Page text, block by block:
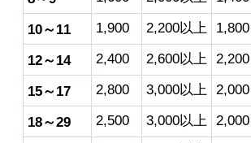
10～11 1,900 2,200以上 1,800
12～14 2,400 2,600以上 2,200
15～17 2,800 3,000以上 2,000
18～29 2,500 3,000以上 2,000